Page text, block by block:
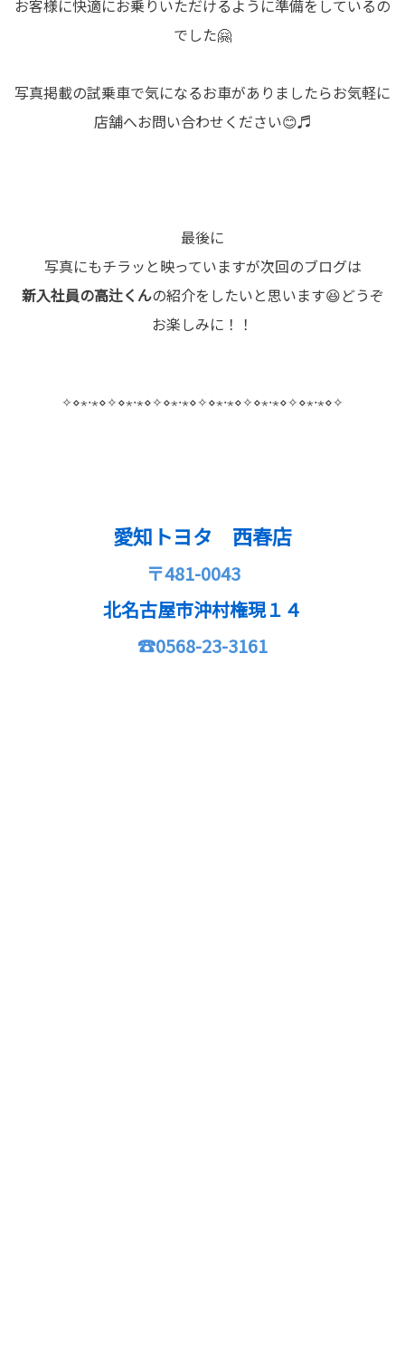
お客様に快適にお乗りいただけるように準備をしているの
でした🤗
写真掲載の試乗車で気になるお車がありましたらお気軽に
店舗へお問い合わせください😊♬
最後に
写真にもチラッと映っていますが次回のブログは
新入社員の高辻くんの紹介をしたいと思います😆どうぞ
お楽しみに！！
✧⋄⋆⋅⋆⋄✧⋄⋆⋅⋆⋄✧⋄⋆⋅⋆⋄✧⋄⋆⋅⋆⋄✧⋄⋆⋅⋆⋄✧⋄⋆⋅⋆⋄✧
愛知トヨタ 西春店
〒481-0043
北名古屋市沖村権現１４
☎0568-23-3161